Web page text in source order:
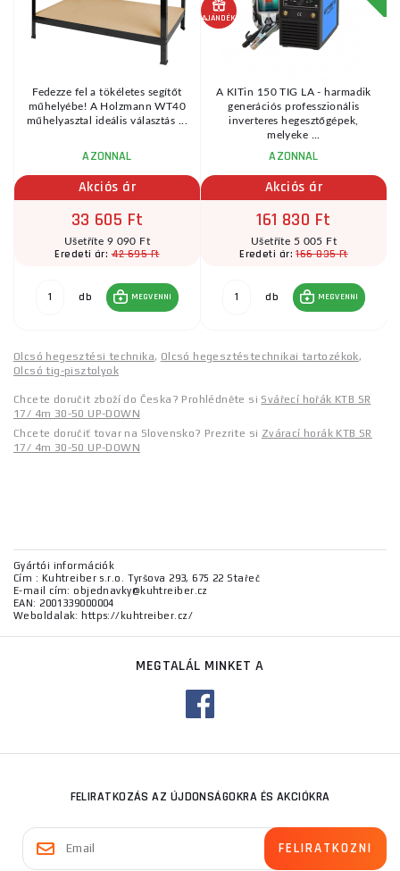
Fedezze fel a tökéletes segítőt
műhelyébe! A Holzmann WT40
műhelyasztal ideális választás ...
AZONNAL
Akciós ár
33 605 Ft
Ušetříte 9 090 Ft
Eredeti ár:42 695 Ft
db MEGVENNI
AJÁNDÉK
A KITin 150 TIG LA - harmadik
generációs professzionális
inverteres hegesztőgépek,
melyeke ...
AZONNAL
Akciós ár
161 830 Ft
Ušetříte 5 005 Ft
Eredeti ár:166 835 Ft
db MEGVENNI
Olcsó hegesztési technika, Olcsó hegesztéstechnikai tartozékok,
Olcsó tig-pisztolyok
Chcete doručit zboží do Česka? Prohlédněte si Svářecí hořák KTB SR
17/ 4m 30-50 UP-DOWN
Chcete doručiť tovar na Slovensko? Prezrite si Zvárací horák KTB SR
17/ 4m 30-50 UP-DOWN
Gyártói információk
Cím : Kuhtreiber s.r.o. Tyršova 293, 675 22 Stařeč
E-mail cím: objednavky@kuhtreiber.cz
EAN: 2001339000004
Weboldalak: https://kuhtreiber.cz/
MEGTALÁL MINKET A
FELIRATKOZÁS AZ ÚJDONSÁGOKRA ÉS AKCIÓKRA